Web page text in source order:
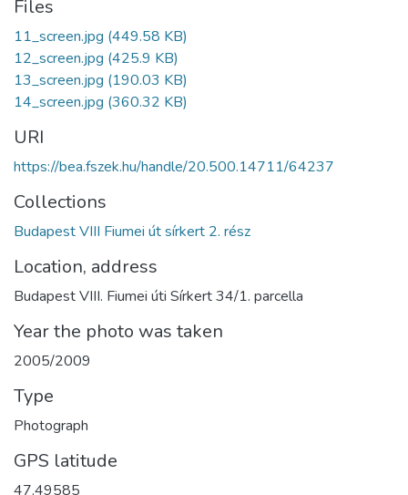
Files
11_screen.jpg (449.58 KB)
12_screen.jpg (425.9 KB)
13_screen.jpg (190.03 KB)
14_screen.jpg (360.32 KB)
URI
https://bea.fszek.hu/handle/20.500.14711/64237
Collections
Budapest VIII Fiumei út sírkert 2. rész
Location, address
Budapest VIII. Fiumei úti Sírkert 34/1. parcella
Year the photo was taken
2005/2009
Type
Photograph
GPS latitude
47.49585